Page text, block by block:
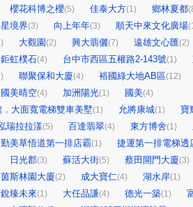
櫻花科博之櫻(5) 佳泰大方(1) 鄉林夏都
星境界(3) 向上年年(3) 順天中來文化廣場
大觀園 (2) 興大翡儷(7) 遠雄文心匯(2)
鉅虹樸石(4) 台中市西區五權路2-143號(1)
聯聚保和大廈(4) 裕國綠大地AB區(12)
國美晴空(4) 加洲陽光(1) 國美(4)
大面寬電梯雙車美墅(1) 允將康城(1)
寶
瑞拉拉漾(5) 百達翡翠(4) 東方博舍(1)
勤美草悟道第一排店霸(1)
捷運第一排電梯透
日光郡(3) 蘇活大街(5) 蔡田開門大廈(3)
斯林園大廈(2) 成大寶仁(4) 湖水岸(1)
臻未來(1) 大任品謙(4) 德光一築(1)